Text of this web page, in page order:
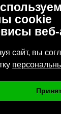
cookie
сайт, вы
ул.